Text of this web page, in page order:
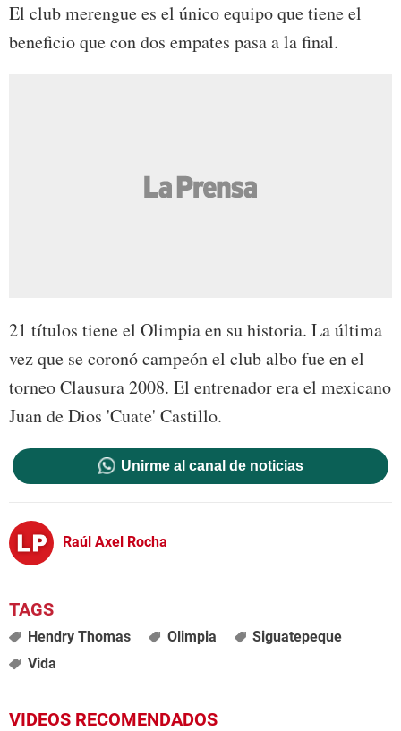
El club merengue es el único equipo que tiene el
beneficio que con dos empates pasa a la final.
21 títulos tiene el Olimpia en su historia. La última
vez que se coronó campeón el club albo fue en el
torneo Clausura 2008. El entrenador era el mexicano
Juan de Dios 'Cuate' Castillo.
Unirme al canal de noticias
Raúl Axel Rocha
Hendry Thomas Olimpia
Siguatepeque
Vida
VIDEOS RECOMENDADOS